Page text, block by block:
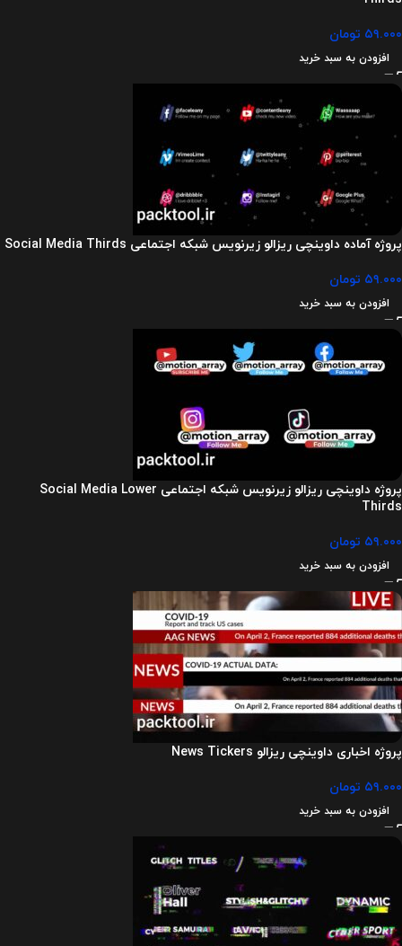
۵۹.۰۰۰ تومان
افزودن به سبد خرید
پروژه آماده داوینچی ریزالو زیرنویس شبکه اجتماعی Social Media Thirds
۵۹.۰۰۰ تومان
افزودن به سبد خرید
پروژه داوینچی ریزالو زیرنویس شبکه اجتماعی Social Media Lower
Thirds
۵۹.۰۰۰ تومان
افزودن به سبد خرید
پروژه اخباری داوینچی ریزالو News Tickers
۵۹.۰۰۰ تومان
افزودن به سبد خرید